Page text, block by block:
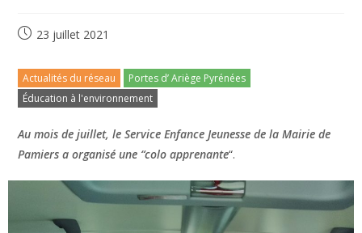
23 juillet 2021
Actualités du réseau
Portes d’ Ariège Pyrénées
Éducation à l'environnement
Au mois de juillet, le Service Enfance Jeunesse de la Mairie de
Pamiers a organisé une “colo apprenante“.